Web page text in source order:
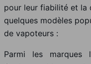
pour leur fiabilité et la
quelques modèles
de vapoteurs :
Parmi les marques